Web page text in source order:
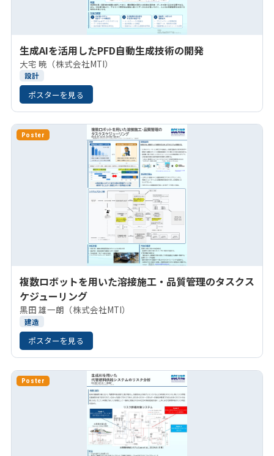
生成AIを活用したPFD自動生成技術の開発
大宅 暁（株式会社MTI）
設計
ポスターを見る
Poster
複数ロボットを用いた溶接施工・品質管理のタスクス
ケジューリング
黒田 雄一朗（株式会社MTI）
建造
ポスターを見る
Poster